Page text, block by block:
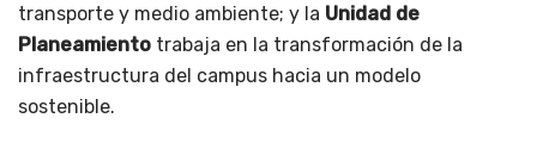
transporte y medio ambiente; y la Unidad de
Planeamiento trabaja en la transformación de la
infraestructura del campus hacia un modelo
sostenible.